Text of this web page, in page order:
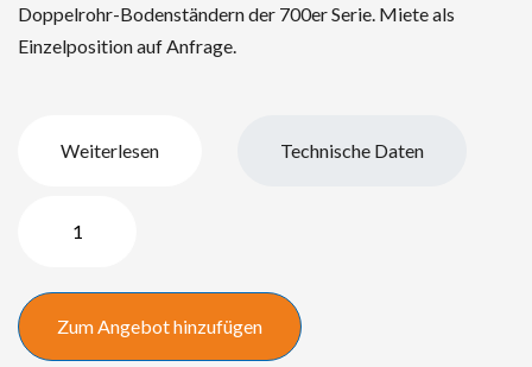
Doppelrohr-Bodenständern der 700er Serie. Miete als
Einzelposition auf Anfrage.
Weiterlesen Technische Daten
tableau
Menge
Zum Angebot hinzufügen